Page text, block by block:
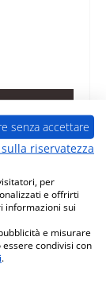
senza accettare
riservatezza
per
e offrirti
informazioni sui
e misurare
condivisi con
.